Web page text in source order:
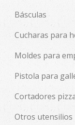
Básculas
Cucharas para
Moldes para
Pistola para
Cortadores
Otros utensilios